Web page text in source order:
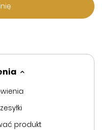
produkt